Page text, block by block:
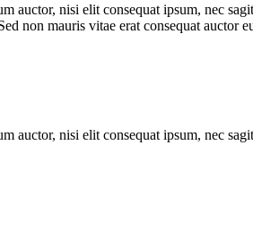
nisi elit consequat ipsum, nec
non mauris vitae erat consequat auctor
nisi elit consequat ipsum, nec